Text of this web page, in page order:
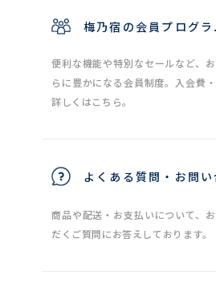
梅乃宿の会員プログラ
便利な機能や特別なセールなど、
らに豊かになる会員制度。入会費
詳しくはこちら。
よくある質問・お問い
商品や配送・お支払いについて、
だくご質問にお答えしております。